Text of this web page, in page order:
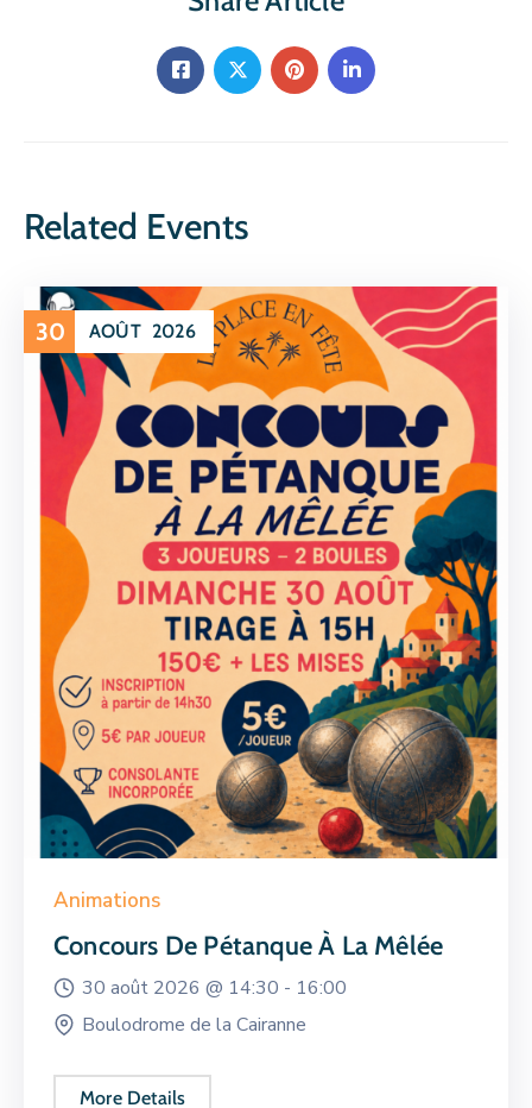
Related Events
30 AOÛT 2026
Animations
Concours De Pétanque À La Mêlée
30 août 2026 @ 14:30 - 16:00
Boulodrome de la Cairanne
More Details